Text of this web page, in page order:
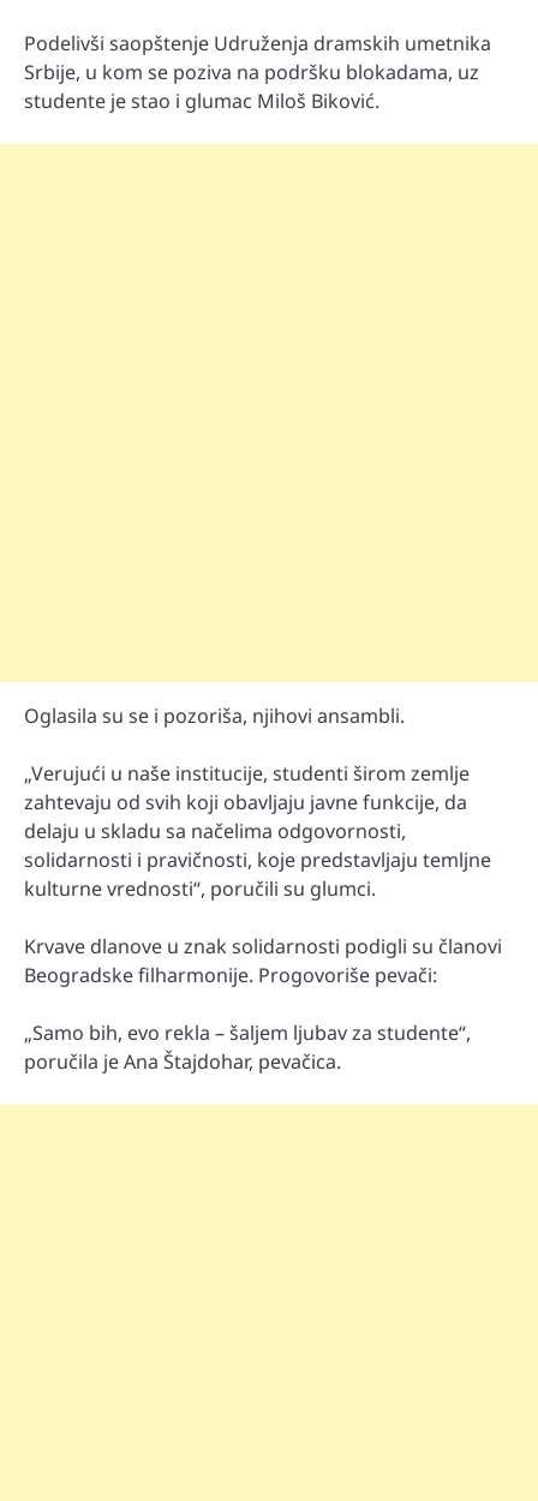
Podelivši saopštenje Udruženja dramskih umetnika
Srbije, u kom se poziva na podršku blokadama, uz
studente je stao i glumac Miloš Biković.
Oglasila su se i pozoriša, njihovi ansambli.
„Verujući u naše institucije, studenti širom zemlje
zahtevaju od svih koji obavljaju javne funkcije, da
delaju u skladu sa načelima odgovornosti,
solidarnosti i pravičnosti, koje predstavljaju temljne
kulturne vrednosti“, poručili su glumci.
Krvave dlanove u znak solidarnosti podigli su članovi
Beogradske filharmonije. Progovoriše pevači:
„Samo bih, evo rekla – šaljem ljubav za studente“,
poručila je Ana Štajdohar, pevačica.